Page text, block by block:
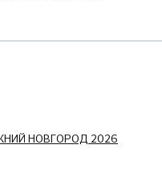
НОВГОРОД 2026